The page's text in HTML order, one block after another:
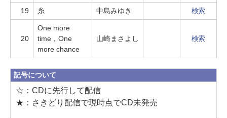
19 糸 中島みゆき 検索
20
One more
time，One
more chance
山崎まさよし 検索
記号について
☆：CDに先行して配信
★：さきどり配信で現時点でCD未発売